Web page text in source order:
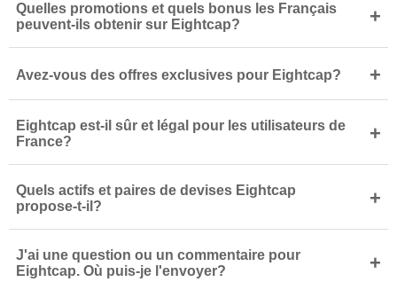
Quelles promotions et quels bonus les Français
peuvent-ils obtenir sur Eightcap?
+
Avez-vous des offres exclusives pour Eightcap? +
Eightcap est-il sûr et légal pour les utilisateurs de
France?
+
Quels actifs et paires de devises Eightcap
propose-t-il?
+
J'ai une question ou un commentaire pour
Eightcap. Où puis-je l'envoyer?
+